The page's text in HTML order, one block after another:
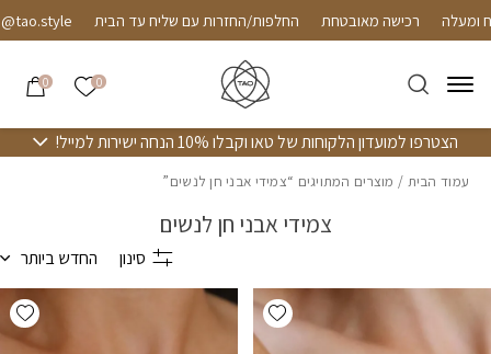
Skip to Content רכישה מאובטחת החלפות/החזרות עם שליח עד הבית
0 הרשימה
0
הצטרפו למועדון הלקוחות של טאו וקבלו 10% הנחה ישירות למייל!
עמוד הבית / מוצרים המתויגים “צמידי אבני חן לנשים”
צמידי אבני חן לנשים
סינון החדש ביותר
Add wishlist
בחזרה למעלה